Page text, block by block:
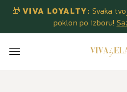
🎁 VIVA LOYALTY: Svaka
poklon po izboru!